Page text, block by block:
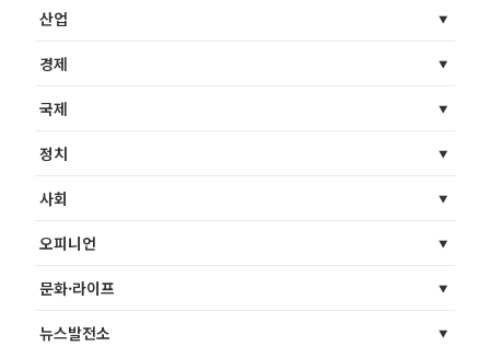
산업
경제
국제
정치
사회
오피니언
문화·라이프
뉴스발전소